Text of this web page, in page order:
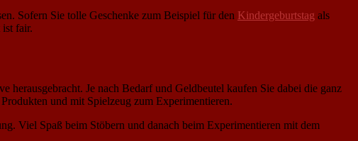
Sofern Sie tolle Geschenke zum Beispiel für den Kindergeburtstag als
fair.
Je nach Bedarf und Geldbeutel kaufen Sie dabei die ganz
und mit Spielzeug zum Experimentieren.
Viel Spaß beim Stöbern und danach beim Experimentieren mit dem